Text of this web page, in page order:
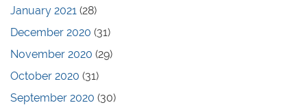
January 2021 (28)
December 2020 (31)
November 2020 (29)
October 2020 (31)
September 2020 (30)